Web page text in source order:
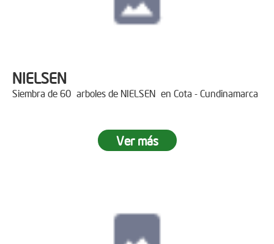
NIELSEN
Siembra de 60 arboles de NIELSEN en Cota - Cundinamarca
Ver más